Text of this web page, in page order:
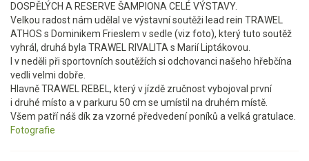
DOSPĚLÝCH A RESERVE ŠAMPIONA CELÉ VÝSTAVY.
Velkou radost nám udělal ve výstavní soutěži lead rein TRAWEL
ATHOS s Dominikem Frieslem v sedle (viz foto), který tuto soutěž
vyhrál, druhá byla TRAWEL RIVALITA s Marií Liptákovou.
I v neděli při sportovních soutěžích si odchovanci našeho hřebčína
vedli velmi dobře.
Hlavně TRAWEL REBEL, který v jízdě zručnost vybojoval první
i druhé místo a v parkuru 50 cm se umístil na druhém místě.
Všem patří náš dík za vzorné předvedení poníků a velká gratulace.
Fotografie